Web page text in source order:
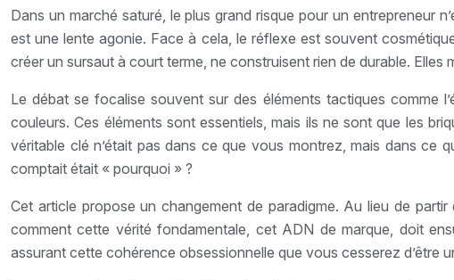
Dans un marché saturé, le plus grand risque pour un entrepreneur
est une lente agonie. Face à cela, le réflexe est souvent
créer un sursaut à court terme, ne construisent rien de durable.
Le débat se focalise souvent sur des éléments tactiques comme
couleurs. Ces éléments sont essentiels, mais ils ne sont que les
véritable clé n’était pas dans ce que vous montrez, mais dans ce
comptait était « pourquoi » ?
Cet article propose un changement de paradigme. Au lieu de
comment cette vérité fondamentale, cet ADN de marque, doit
assurant cette cohérence obsessionnelle que vous cesserez d’être